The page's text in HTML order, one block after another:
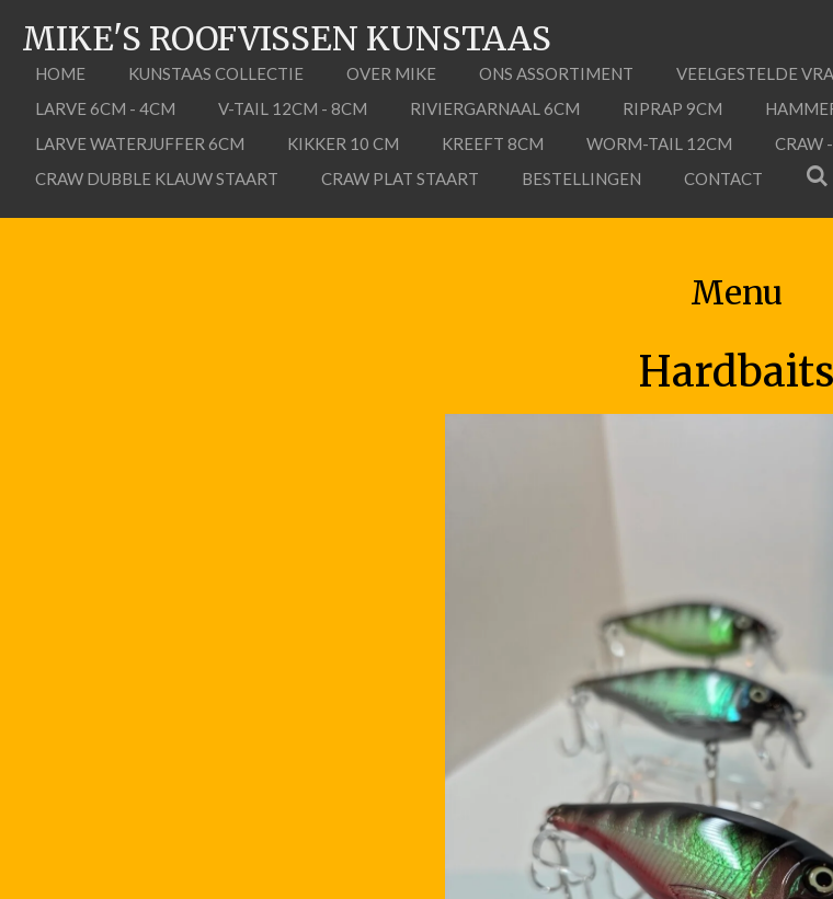
direct
naar
hoofdinhoud
MIKE'S ROOFVISSEN KUNSTAAS
HOME KUNSTAAS COLLECTIE OVER MIKE ONS ASSORTIMENT VEELGESTELDE
LARVE 6CM - 4CM
V-TAIL 12CM - 8CM RIVIERGARNAAL 6CM RIPRAP 9CM
LARVE WATERJUFFER 6CM
KIKKER 10 CM KREEFT 8CM WORM-TAIL 12CM CRAW
CRAW DUBBLE KLAUW STAART
CRAW PLAT STAART BESTELLINGEN CONTACT
Menu
Hardbaits